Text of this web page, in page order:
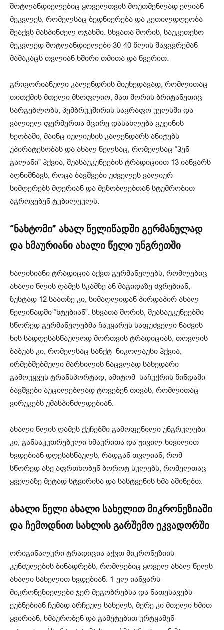
შოტლანდიელებიც ყოველთვის მოუთმენლად ელიან
მეკვლეს, რომელსაც ბედნიერება და კეთილდღეობა
შეაქვს მასპინძელ ოჯახში. სხვათა შორის, საუკეთესო
მეკვლედ შოტლანდიელები 30-40 წლის შავგვრემან
მამაკაცს თვლიან ხშირი თმითა და წვერით.
გრიგორიანული კალენდრის მიუხედავად, რომლითაც
თითქმის მთელი მსოფლიო, მათ შორის ბრიტანეთიც
სარგებლობს, პემბრუკშირის საგრაფო უელსში და
ვალიელ ფერმერთა მცირე დასახლება გუეინის
ხეობაში, მაინც იულიუსის კალენდარს ანიჭებს
უპირატესობას და ახალ წელსაც, რომელსაც “ჰენ
გალანი” ჰქვია, შუასაუკუნეების ტრადიციით 13 იანვარს
აღნიშნავს, როცა ბავშვები უძველეს ვალიურ
სიმღერებს მღერიან და მეზობლებთან სტუმრობით
აგროვებენ ტკბილეულს.
“ნახტომი” ახალ წელიწადში გერმანულად
და ხმაურიანი ახალი წელი უნგრეთში
ხალისიანი ტრადიცია აქვთ გერმანელებს, რომლებიც
ახალი წლის ღამეს სკამზე ან მაგიდაზე ძვრებიან,
ზუსტად 12 საათზე კი, სიმაღლიდან პირდაპირ ახალ
წელიწადში “ხტებიან”. სხვათა შორის, შუასაუკუნეებში
სწორედ გერმანელებმა ჩაუყარეს საფუძველი ნაძვის
ხის სადღესასწაულოდ მორთვის ტრადიციას, თოვლის
ბაბუას კი, რომელსაც სანქტ–ნიკოლაუსი ჰქვია,
ირმებშებმული მარხილის ნაცვლად სახედარი
გამოუყვეს ტრანსპორტად, ამიტომ საჩუქრის წინდაში
ბავშვები აუცილებლად ტოვებენ თივას, რომლითაც
ვირუკებს უმასპინძლდებიან.
ახალი წლის ღამეს ქუჩებში გამოფენილი უნგრულები
კი, განსაკუთრებული ხმაურითა და ჟივილ-ხივილით
ხვდებიან დღესასწაულს, რადგან თვლიან, რომ
სწორედ ასე აფრთხობენ ბოროტ სულებს, რომელთაც
ყველაზე მეტად სტვირისა და სასტვენის ხმა აშინებთ.
ახალი წელი ახალი სახელით მიკრონეზიაში
და ჩემოდნით სახლის გარშემო ეკვადორში
ორიგინალური ტრადიცია აქვთ მიკრონეზიის
კუნძულების ბინადრებს, რომლებიც ყოველ ახალ წელს
ახალი სახელით ხვდებიან. 1-ელ იანვარს
მიკრონეზიელები ჯერ მეგობრებსა და ნათესავებს
ეუბნებიან ჩუმად არჩეულ სახელს, მერე კი მთელი ხმით
ყვირიან, ხმაურობენ და გამეტებით ურტყამენ